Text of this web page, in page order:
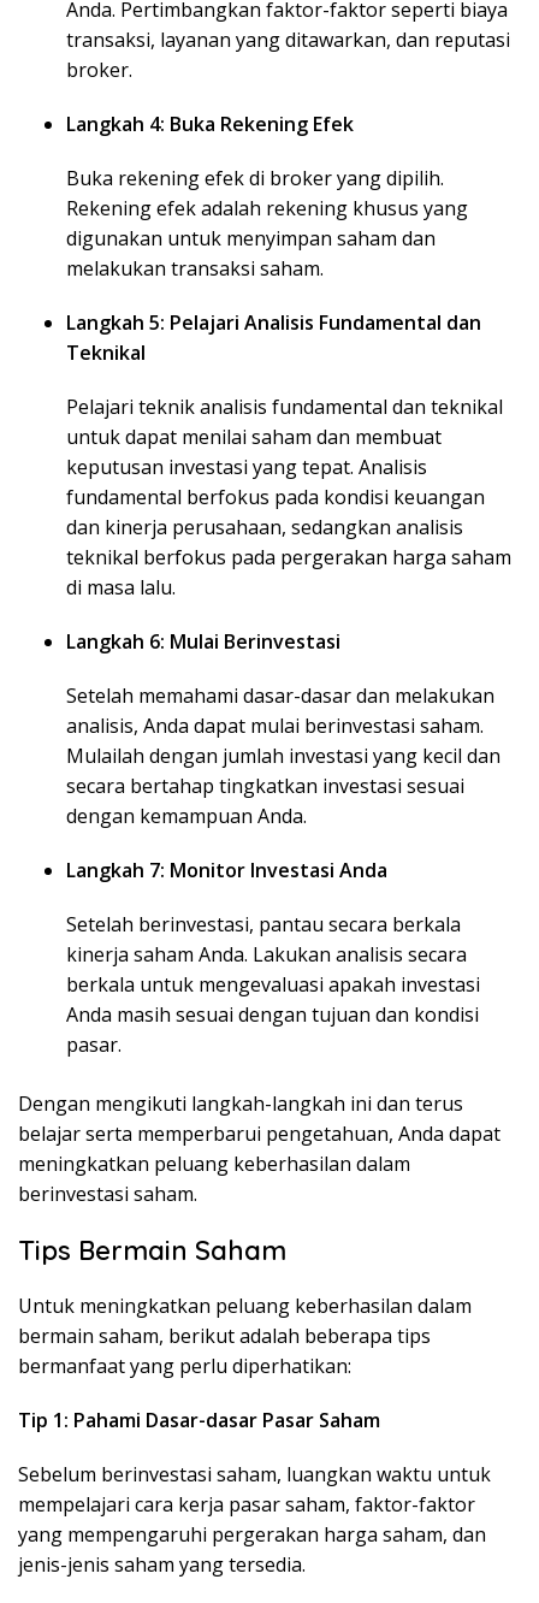
Anda. Pertimbangkan faktor-faktor seperti biaya
transaksi, layanan yang ditawarkan, dan reputasi
broker.
Langkah 4: Buka Rekening Efek
Buka rekening efek di broker yang dipilih.
Rekening efek adalah rekening khusus yang
digunakan untuk menyimpan saham dan
melakukan transaksi saham.
Langkah 5: Pelajari Analisis Fundamental dan
Teknikal
Pelajari teknik analisis fundamental dan teknikal
untuk dapat menilai saham dan membuat
keputusan investasi yang tepat. Analisis
fundamental berfokus pada kondisi keuangan
dan kinerja perusahaan, sedangkan analisis
teknikal berfokus pada pergerakan harga saham
di masa lalu.
Langkah 6: Mulai Berinvestasi
Setelah memahami dasar-dasar dan melakukan
analisis, Anda dapat mulai berinvestasi saham.
Mulailah dengan jumlah investasi yang kecil dan
secara bertahap tingkatkan investasi sesuai
dengan kemampuan Anda.
Langkah 7: Monitor Investasi Anda
Setelah berinvestasi, pantau secara berkala
kinerja saham Anda. Lakukan analisis secara
berkala untuk mengevaluasi apakah investasi
Anda masih sesuai dengan tujuan dan kondisi
pasar.
Dengan mengikuti langkah-langkah ini dan terus
belajar serta memperbarui pengetahuan, Anda dapat
meningkatkan peluang keberhasilan dalam
berinvestasi saham.
Tips Bermain Saham
Untuk meningkatkan peluang keberhasilan dalam
bermain saham, berikut adalah beberapa tips
bermanfaat yang perlu diperhatikan:
Tip 1: Pahami Dasar-dasar Pasar Saham
Sebelum berinvestasi saham, luangkan waktu untuk
mempelajari cara kerja pasar saham, faktor-faktor
yang mempengaruhi pergerakan harga saham, dan
jenis-jenis saham yang tersedia.